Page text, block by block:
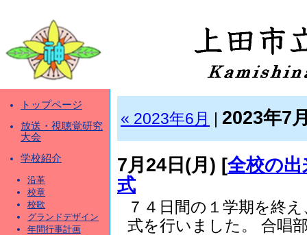
トップページ
放送・視聴覚研究
大会
学校紹介
沿革
校章
校歌
グランドデザイン
年間行事計画
« 2023年6月 2023年7
7月24日(月) [全校の出
式
７４日間の１学期を終
式を行いました。 合唱